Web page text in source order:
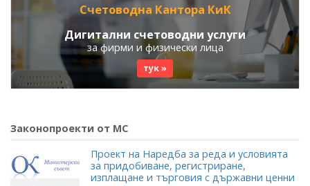
Счетоводна Кантора КиК
Дигитални счетоводни услуги
за фирми и физически лица
тук »
Законопроекти от МС
Проект на Наредба за реда и условията
за придобиване, регистриране,
изплащане и търговия с държавни ценни